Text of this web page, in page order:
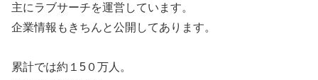
主にラブサーチを運営しています。
企業情報もきちんと公開してあります。
累計では約１5０万人。